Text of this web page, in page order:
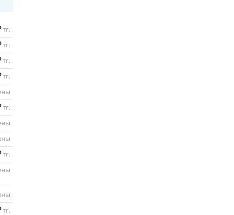
тг.
тг.
тг.
тг.
тг.
тг.
тг.